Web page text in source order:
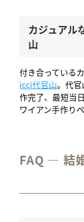
カジュアル
山
付き合っている
icci代官山。代
作完了、最短当
ワイアン手作り
FAQ — 結